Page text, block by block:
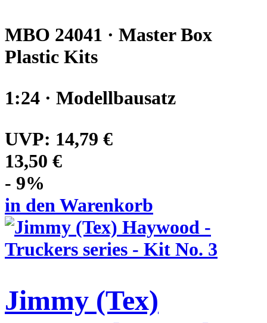
MBO 24041 · Master Box
Plastic Kits
1:24 · Modellbausatz
UVP: 14,79 €
13,50 €
- 9%
in den Warenkorb
Jimmy (Tex)